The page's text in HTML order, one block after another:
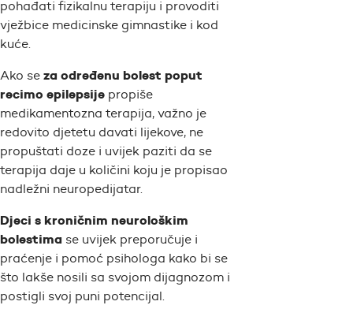
pohađati fizikalnu terapiju i provoditi
vježbice medicinske gimnastike i kod
kuće.
Ako se za određenu bolest poput
recimo epilepsije propiše
medikamentozna terapija, važno je
redovito djetetu davati lijekove, ne
propuštati doze i uvijek paziti da se
terapija daje u količini koju je propisao
nadležni neuropedijatar.
Djeci s kroničnim neurološkim
bolestima se uvijek preporučuje i
praćenje i pomoć psihologa kako bi se
što lakše nosili sa svojom dijagnozom i
postigli svoj puni potencijal.